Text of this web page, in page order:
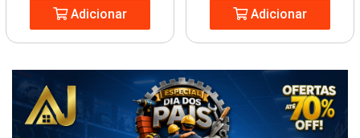
Adicionar Adicionar